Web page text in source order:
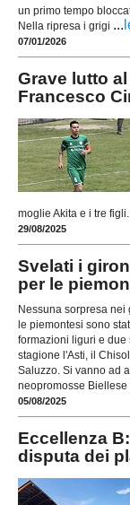
un primo tempo
Nella ripresa i grigi ...
07/01/2026
Grave lutto
Francesco
moglie Akita e i tre
29/08/2025
Svelati i
per le
Nessuna sorpresa
le piemontesi sono
formazioni liguri e
stagione l'Asti, il
Saluzzo. Si vanno ad
neopromosse Biellese
05/08/2025
Eccellenza
disputa dei